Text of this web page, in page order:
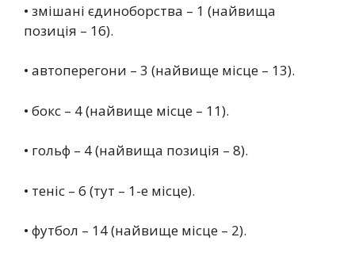
• змішані єдиноборства – 1 (найвища
позиція – 16).
• автоперегони – 3 (найвище місце – 13).
• бокс – 4 (найвище місце – 11).
• гольф – 4 (найвища позиція – 8).
• теніс – 6 (тут – 1-е місце).
• футбол – 14 (найвище місце – 2).